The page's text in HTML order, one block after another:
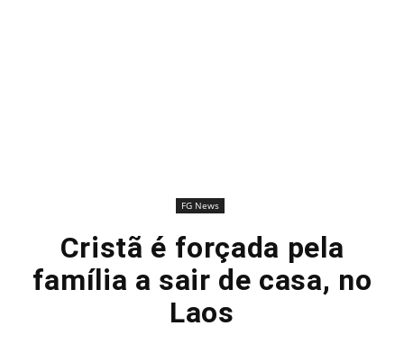
FG News
Cristã é forçada pela
família a sair de casa, no
Laos